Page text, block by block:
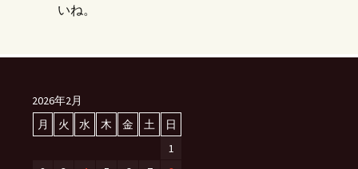
いね。
2026年2月
月
火 水 木 金 土
日
1